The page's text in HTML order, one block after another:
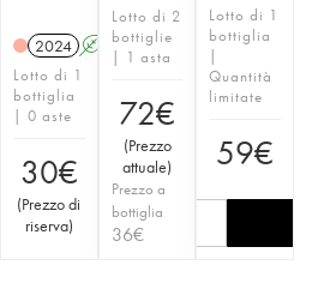
2024 A
Lotto di 1
bottiglia
| 0 aste
30€
(Prezzo di
riserva)
Lotto di 2
bottiglie
| 1 asta
72€
(Prezzo
attuale)
Prezzo a
bottiglia
36€
Lotto di 1
bottiglia
|
Quantità
limitate
59€